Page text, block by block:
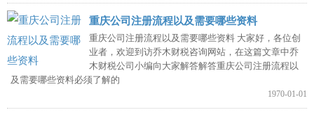
重庆公司注册流程以及需要哪些资料
重庆公司注册流程以及需要哪些资料 大家好，各位创
业者，欢迎到访乔木财税咨询网站，在这篇文章中乔
木财税公司小编向大家解答解答重庆公司注册流程以
及需要哪些资料必须了解的
1970-01-01